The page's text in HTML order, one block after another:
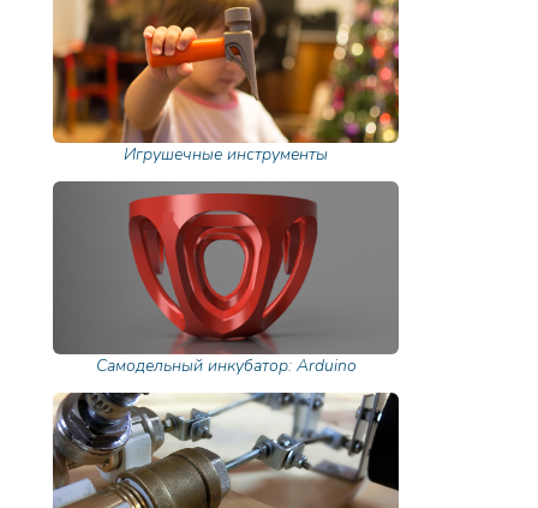
Игрушечные инструменты
Самодельный инкубатор: Arduino